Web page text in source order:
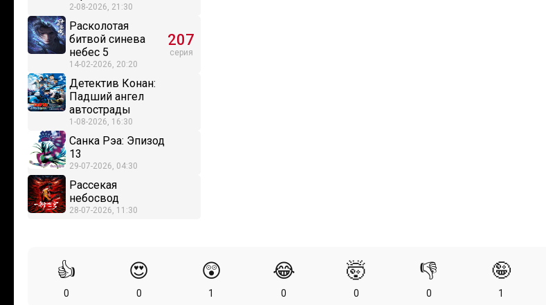
2-08-2026, 21:30
Расколотая
битвой синева
небес 5
14-02-2026, 20:20
207
серия
Детектив Конан:
Падший ангел
автострады
1-08-2026, 16:30
Санка Рэа: Эпизод
13
29-07-2026, 04:30
Рассекая
небосвод
28-07-2026, 11:30
👍
0
😍
0
😲
1
😂
0
🤯
0
👎
0
🤪
1